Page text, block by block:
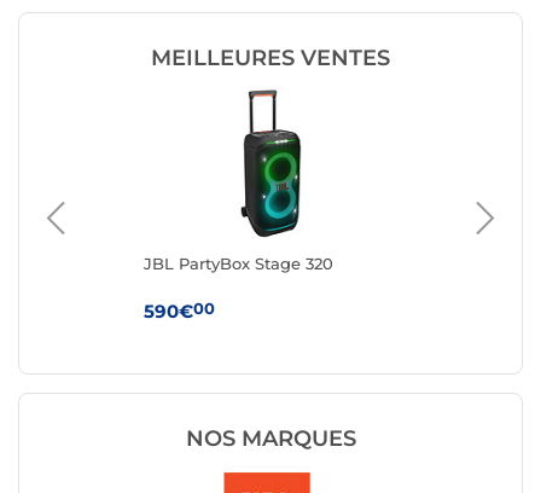
MEILLEURES VENTES
JBL PartyBox Stage 320
590€00
NOS MARQUES